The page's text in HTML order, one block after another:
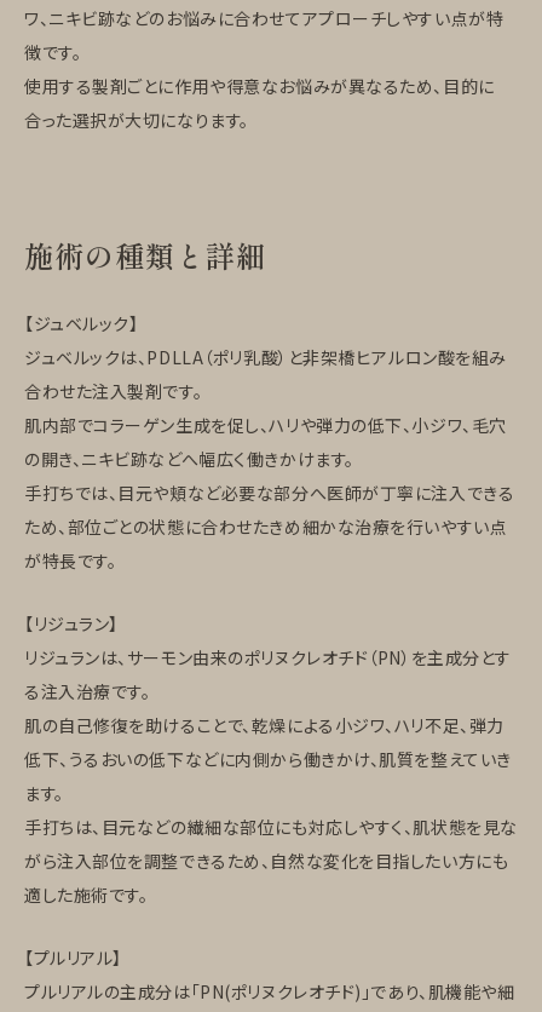
ワ、ニキビ跡などのお悩みに合わせてアプローチしやすい点が特
徴です。
使用する製剤ごとに作用や得意なお悩みが異なるため、目的に
合った選択が大切になります。
施術の種類と詳細
【ジュベルック】
ジュベルックは、PDLLA（ポリ乳酸）と非架橋ヒアルロン酸を組み
合わせた注入製剤です。
肌内部でコラーゲン生成を促し、ハリや弾力の低下、小ジワ、毛穴
の開き、ニキビ跡などへ幅広く働きかけます。
手打ちでは、目元や頬など必要な部分へ医師が丁寧に注入できる
ため、部位ごとの状態に合わせたきめ細かな治療を行いやすい点
が特長です。
【リジュラン】
リジュランは、サーモン由来のポリヌクレオチド（PN）を主成分とす
る注入治療です。
肌の自己修復を助けることで、乾燥による小ジワ、ハリ不足、弾力
低下、うるおいの低下などに内側から働きかけ、肌質を整えていき
ます。
手打ちは、目元などの繊細な部位にも対応しやすく、肌状態を見な
がら注入部位を調整できるため、自然な変化を目指したい方にも
適した施術です。
【プルリアル】
プルリアルの主成分は「PN(ポリヌクレオチド)」であり、肌機能や細